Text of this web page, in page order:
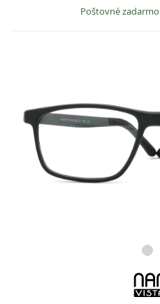
Poštovné zadarmo